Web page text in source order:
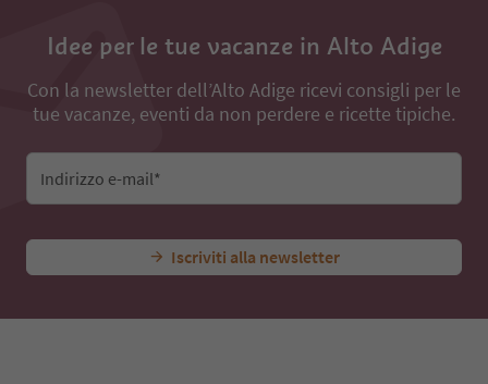
Idee per le tue vacanze in Alto Adige
Con la newsletter dell’Alto Adige ricevi consigli per le
tue vacanze, eventi da non perdere e ricette tipiche.
Indirizzo e-mail*
Iscriviti alla newsletter